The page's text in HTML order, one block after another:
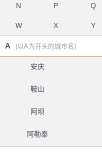
N P Q
W X Y
A (以A为开头的城市名)
安庆
鞍山
阿坝
阿勒泰